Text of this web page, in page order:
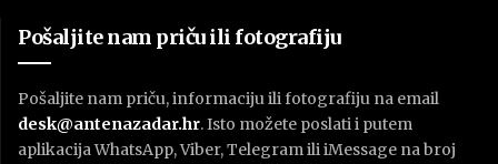
Pošaljite nam priču ili fotografiju
Pošaljite nam priču, informaciju ili fotografiju na email
desk@antenazadar.hr. Isto možete poslati i putem
aplikacija WhatsApp, Viber, Telegram ili iMessage na broj